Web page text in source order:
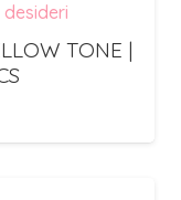
TONE |